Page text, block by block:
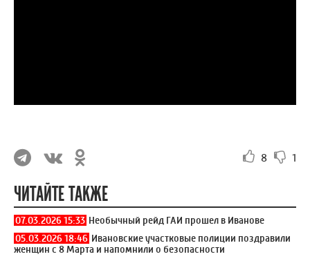
8 1
ЧИТАЙТЕ ТАКЖЕ
07.03.2026 15:33 Необычный рейд ГАИ прошел в Иванове
05.03.2026 18:46 Ивановские участковые полиции поздравили
женщин с 8 Марта и напомнили о безопасности